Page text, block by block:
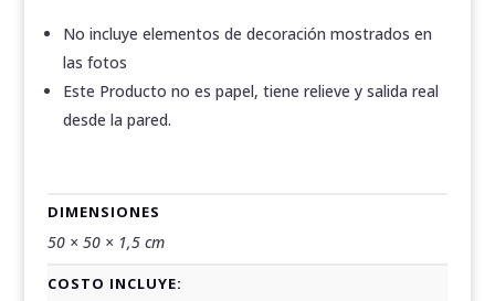
No incluye elementos de decoración mostrados en
las fotos
Este Producto no es papel, tiene relieve y salida real
desde la pared.
DIMENSIONES
50 × 50 × 1,5 cm
COSTO INCLUYE: